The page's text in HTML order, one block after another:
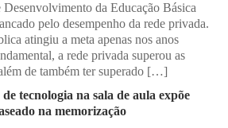
da Educação Básica
pelo desempenho da rede privada.
atingiu a meta apenas nos anos
a rede privada superou as
de também ter superado […]
tecnologia na sala de aula expõe
na memorização